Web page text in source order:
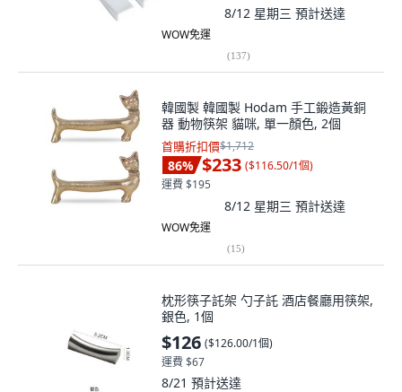
8/12 星期三 預計送達
WOW免運
(137)
韓國製 韓國製 Hodam 手工鍛造黃銅
器 動物筷架 貓咪, 單一顏色, 2個
首購折扣價$1,712
86% $233 ($116.50/1個)
運費 $195
8/12 星期三 預計送達
WOW免運
(15)
枕形筷子託架 勺子託 酒店餐廳用筷架,
銀色, 1個
$126 ($126.00/1個)
運費 $67
8/21 預計送達